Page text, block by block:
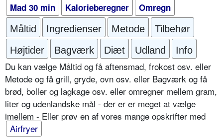
Mad 30 min
Kalorieberegner Omregn
Måltid Ingredienser Metode
Tilbehør
Højtider
Bagværk Diæt Udland Info
Du kan vælge Måltid og få aftensmad, frokost osv. eller
Metode og få grill, gryde, ovn osv. eller Bagværk og få
brød, boller og lagkage osv. eller omregner mellem gram,
liter og udenlandske mål - der er er meget at vælge
imellem - Eller prøv en af vores mange opskrifter med
Airfryer